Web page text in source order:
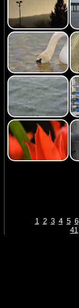
1 2 3 4 5 6
41